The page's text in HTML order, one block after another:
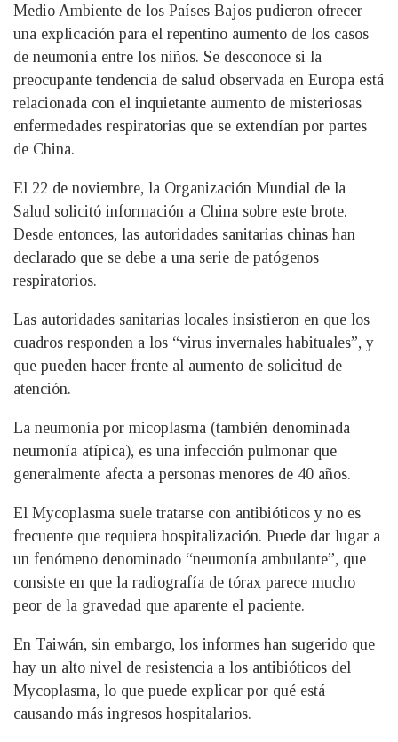
Medio Ambiente de los Países Bajos pudieron ofrecer
una explicación para el repentino aumento de los casos
de neumonía entre los niños. Se desconoce si la
preocupante tendencia de salud observada en Europa está
relacionada con el inquietante aumento de misteriosas
enfermedades respiratorias que se extendían por partes
de China.
El 22 de noviembre, la Organización Mundial de la
Salud solicitó información a China sobre este brote.
Desde entonces, las autoridades sanitarias chinas han
declarado que se debe a una serie de patógenos
respiratorios.
Las autoridades sanitarias locales insistieron en que los
cuadros responden a los “virus invernales habituales”, y
que pueden hacer frente al aumento de solicitud de
atención.
La neumonía por micoplasma (también denominada
neumonía atípica), es una infección pulmonar que
generalmente afecta a personas menores de 40 años.
El Mycoplasma suele tratarse con antibióticos y no es
frecuente que requiera hospitalización. Puede dar lugar a
un fenómeno denominado “neumonía ambulante”, que
consiste en que la radiografía de tórax parece mucho
peor de la gravedad que aparente el paciente.
En Taiwán, sin embargo, los informes han sugerido que
hay un alto nivel de resistencia a los antibióticos del
Mycoplasma, lo que puede explicar por qué está
causando más ingresos hospitalarios.